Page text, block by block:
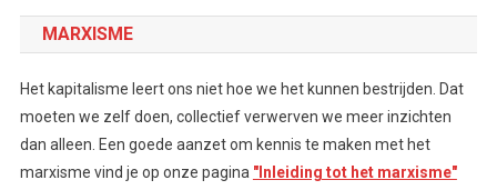
MARXISME
Het kapitalisme leert ons niet hoe we het kunnen bestrijden. Dat
moeten we zelf doen, collectief verwerven we meer inzichten
dan alleen. Een goede aanzet om kennis te maken met het
marxisme vind je op onze pagina "Inleiding tot het marxisme"